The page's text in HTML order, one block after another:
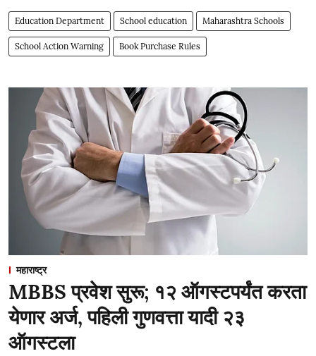
Education Department School education Maharashtra Schools
School Action Warning Book Purchase Rules
महाराष्ट्र
MBBS प्रवेश सुरू; १२ ऑगस्टपर्यंत करता
येणार अर्ज, पहिली गुणवत्ता यादी २३
ऑगस्टला